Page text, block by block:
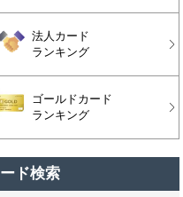
法人カード
ランキング
ゴールドカード
ランキング
ド検索